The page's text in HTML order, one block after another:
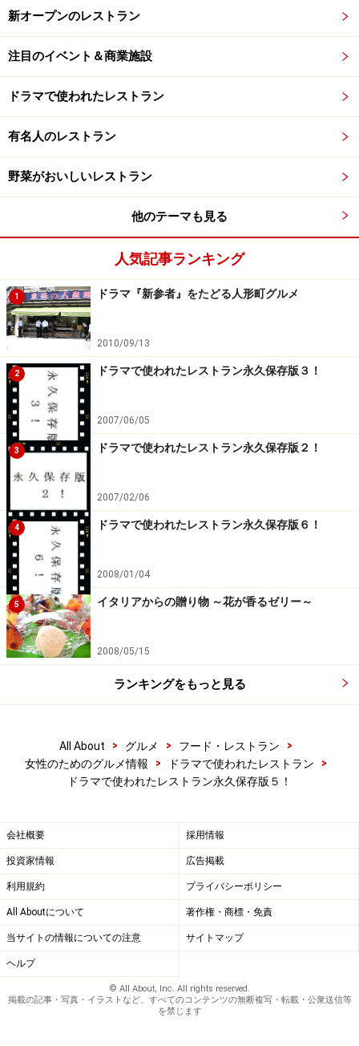
新オープンのレストラン
注目のイベント＆商業施設
ドラマで使われたレストラン
有名人のレストラン
野菜がおいしいレストラン
他のテーマも見る
人気記事ランキング
1 ドラマ『新参者』をたどる人形町グルメ
2010/09/13
2 ドラマで使われたレストラン永久保存版３！
2007/06/05
3 ドラマで使われたレストラン永久保存版２！
2007/02/06
4 ドラマで使われたレストラン永久保存版６！
2008/01/04
5 イタリアからの贈り物 ～花が香るゼリー～
2008/05/15
ランキングをもっと見る
All About > グルメ > フード・レストラン
>
女性のためのグルメ情報
> ドラマで使われたレストラン
>
ドラマで使われたレストラン永久保存版５！
会社概要 採用情報
投資家情報 広告掲載
利用規約 プライバシーポリシー
All Aboutについて 著作権・商標・免責
当サイトの情報についての注意 サイトマップ
ヘルプ
© All About, Inc. All rights reserved.
掲載の記事・写真・イラストなど、すべてのコンテンツの無断複写・転載・公衆送信等
を禁じます